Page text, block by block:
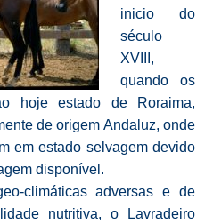
inicio do
século
XVIII,
quando os
hoje estado de Roraima,
de origem Andaluz, onde
em estado selvagem devido
disponível.
climáticas adversas e de
nutritiva, o Lavradeiro